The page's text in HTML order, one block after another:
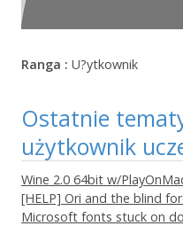
Ranga : U?ytkownik
Ostatnie
użytkownik
Wine 2.0 64bit w/
[HELP] Ori and the blind
Microsoft fonts stuck on